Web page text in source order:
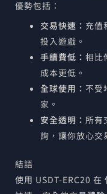
優勢包括：
交易快速： 充值
投入遊戲。
手續費低： 相比
成本更低。
全球使用： 不受
家。
安全透明： 所有
詢，讓你放心交
結語
使用 USDT-ERC20 在